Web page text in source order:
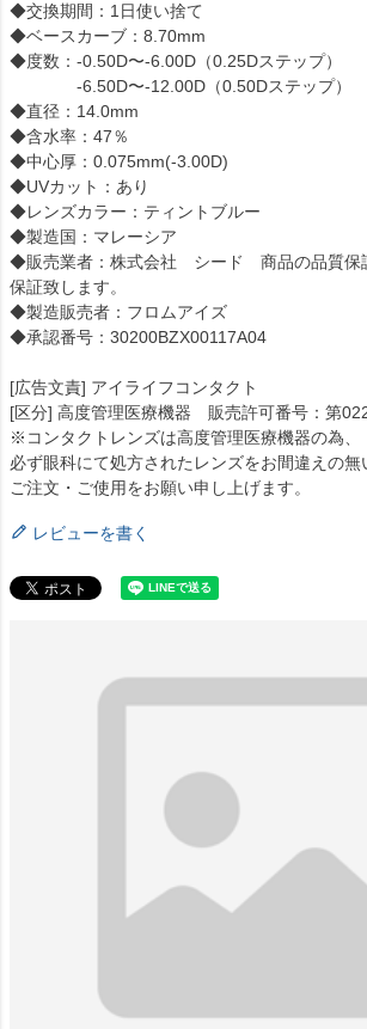
◆交換期間：1日使い捨て
◆ベースカーブ：8.70mm
◆度数：-0.50D〜-6.00D（0.25Dステップ）
-6.50D〜-12.00D（0.50Dステップ）
◆直径：14.0mm
◆含水率：47％
◆中心厚：0.075mm(-3.00D)
◆UVカット：あり
◆レンズカラー：ティントブルー
◆製造国：マレーシア
◆販売業者：株式会社 シード 商品の品質保
保証致します。
◆製造販売者：フロムアイズ
◆承認番号：30200BZX00117A04
[広告文責] アイライフコンタクト
[区分] 高度管理医療機器 販売許可番号：第
※コンタクトレンズは高度管理医療機器の為、
必ず眼科にて処方されたレンズをお間違えの無
ご注文・ご使用をお願い申し上げます。
レビューを書く